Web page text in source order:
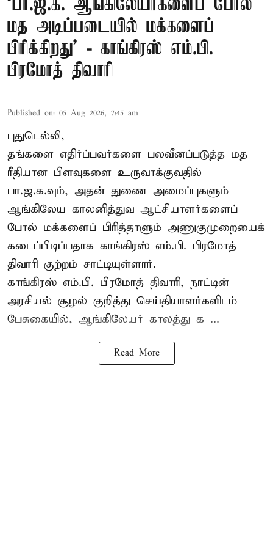
‘பா.ஜ.க. ஆங்கிலேயர்களைப் போல்
மத அடிப்படையில் மக்களைப்
பிரிக்கிறது’ - காங்கிரஸ் எம்.பி.
பிரமோத் திவாரி
Published on: 05 Aug 2026, 7:45 am
புதுடெல்லி,
தங்களை எதிர்ப்பவர்களை பலவீனப்படுத்த மத
ரீதியான பிளவுகளை உருவாக்குவதில்
பா.ஜ.க.வும், அதன் துணை அமைப்புகளும்
ஆங்கிலேய காலனித்துவ ஆட்சியாளர்களைப்
போல் மக்களைப் பிரித்தாளும் அணுகுமுறையைக்
கடைப்பிடிப்பதாக காங்கிரஸ் எம்.பி. பிரமோத்
திவாரி குற்றம் சாட்டியுள்ளார்.
காங்கிரஸ் எம்.பி. பிரமோத் திவாரி, நாட்டின்
அரசியல் சூழல் குறித்து செய்தியாளர்களிடம்
பேசுகையில், ஆங்கிலேயர் காலத்து க ...
Read More